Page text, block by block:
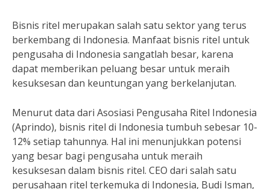
Bisnis ritel merupakan salah satu sektor yang terus
berkembang di Indonesia. Manfaat bisnis ritel untuk
pengusaha di Indonesia sangatlah besar, karena
dapat memberikan peluang besar untuk meraih
kesuksesan dan keuntungan yang berkelanjutan.
Menurut data dari Asosiasi Pengusaha Ritel Indonesia
(Aprindo), bisnis ritel di Indonesia tumbuh sebesar 10-
12% setiap tahunnya. Hal ini menunjukkan potensi
yang besar bagi pengusaha untuk meraih
kesuksesan dalam bisnis ritel. CEO dari salah satu
perusahaan ritel terkemuka di Indonesia, Budi Isman,